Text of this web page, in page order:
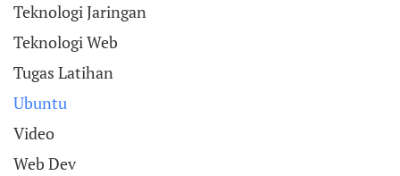
Teknologi Jaringan
Teknologi Web
Tugas Latihan
Ubuntu
Video
Web Dev